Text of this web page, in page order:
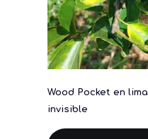
Wood Pocket en
invisible